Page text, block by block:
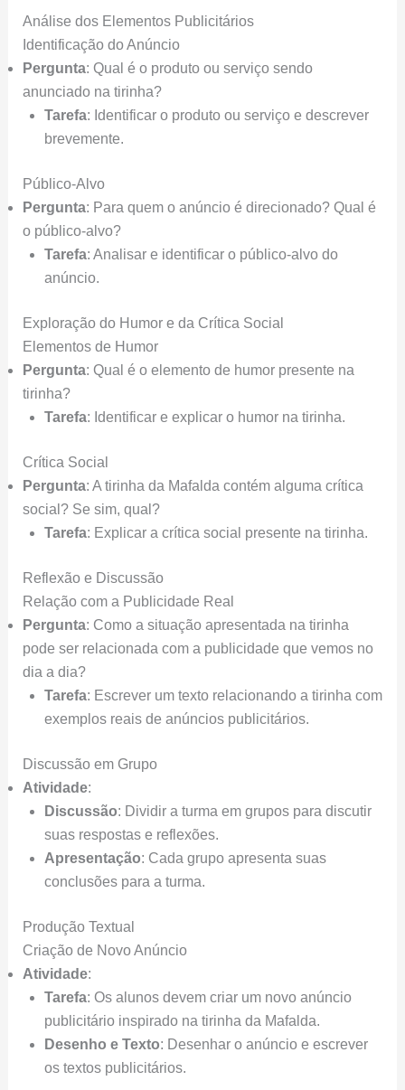
Análise dos Elementos Publicitários
Identificação do Anúncio
Pergunta: Qual é o produto ou serviço sendo
anunciado na tirinha?
Tarefa: Identificar o produto ou serviço e descrever
brevemente.
Público-Alvo
Pergunta: Para quem o anúncio é direcionado? Qual é
o público-alvo?
Tarefa: Analisar e identificar o público-alvo do
anúncio.
Exploração do Humor e da Crítica Social
Elementos de Humor
Pergunta: Qual é o elemento de humor presente na
tirinha?
Tarefa: Identificar e explicar o humor na tirinha.
Crítica Social
Pergunta: A tirinha da Mafalda contém alguma crítica
social? Se sim, qual?
Tarefa: Explicar a crítica social presente na tirinha.
Reflexão e Discussão
Relação com a Publicidade Real
Pergunta: Como a situação apresentada na tirinha
pode ser relacionada com a publicidade que vemos no
dia a dia?
Tarefa: Escrever um texto relacionando a tirinha com
exemplos reais de anúncios publicitários.
Discussão em Grupo
Atividade:
Discussão: Dividir a turma em grupos para discutir
suas respostas e reflexões.
Apresentação: Cada grupo apresenta suas
conclusões para a turma.
Produção Textual
Criação de Novo Anúncio
Atividade:
Tarefa: Os alunos devem criar um novo anúncio
publicitário inspirado na tirinha da Mafalda.
Desenho e Texto: Desenhar o anúncio e escrever
os textos publicitários.